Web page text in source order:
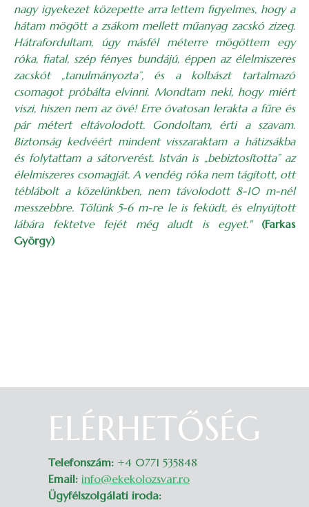
nagy igyekezet közepette arra lettem figyelmes, hogy a
hátam mögött a zsákom mellett műanyag zacskó zizeg.
Hátrafordultam, úgy másfél méterre mögöttem egy
róka, fiatal, szép fényes bundájú, éppen az élelmiszeres
zacskót „tanulmányozta”, és a kolbászt tartalmazó
csomagot próbálta elvinni. Mondtam neki, hogy miért
viszi, hiszen nem az övé! Erre óvatosan lerakta a fűre és
pár métert eltávolodott. Gondoltam, érti a szavam.
Biztonság kedvéért mindent visszaraktam a hátizsákba
és folytattam a sátorverést. István is „bebiztosította” az
élelmiszeres csomagját. A vendég róka nem tágított, ott
téblábolt a közelünkben, nem távolodott 8-10 m-nél
messzebbre. Tőlünk 5-6 m-re le is feküdt, és elnyújtott
lábára fektetve fejét még aludt is egyet." (Farkas
György)
ELÉRHETŐSÉG
Telefonszám: +4 0771 535848
Email: info@ekekolozsvar.ro
Ügyfélszolgálati iroda: